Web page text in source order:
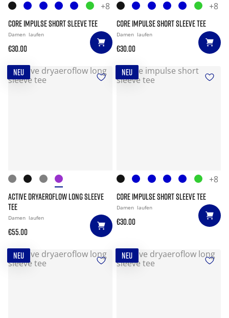
+8
CORE IMPULSE SHORT SLEEVE TEE
Damen laufen
€30.00
+8
CORE IMPULSE SHORT SLEEVE TEE
Damen laufen
€30.00
NEU
ACTIVE DRYAEROFLOW LONG SLEEVE
TEE
Damen laufen
€55.00
NEU
+8
CORE IMPULSE SHORT SLEEVE TEE
Damen laufen
€30.00
NEU NEU